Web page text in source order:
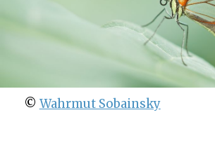
© Wahrmut Sobainsky